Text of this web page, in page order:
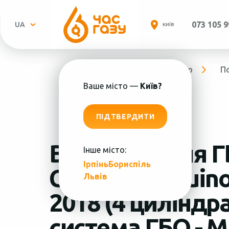
UA КИЇВ
Ваше місто — Київ?
ПІДТВЕРДИТИ
Інше місто:
ІрпіньБориспіль
Львів
073 105
Про компанію
Встановлення
Chevrolet
2018 (4